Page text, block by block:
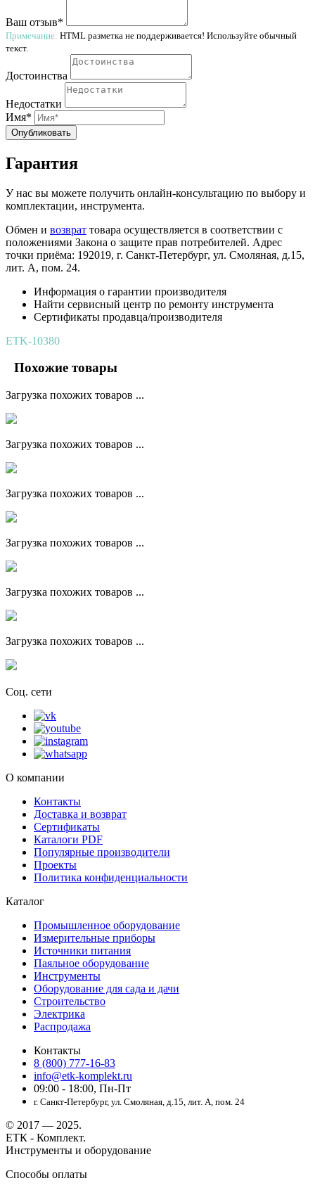
Ваш отзыв*
Примечание: HTML разметка не поддерживается! Используйте обычный
текст.
Достоинства
Недостатки
Имя*
Опубликовать
Гарантия
У нас вы можете получить онлайн-консультацию по выбору и
комплектации, инструмента.
Обмен и возврат товара осуществляется в соответствии с
положениями Закона о защите прав потребителей. Адрес
точки приёма: 192019, г. Санкт-Петербург, ул. Смоляная, д.15,
лит. А, пом. 24.
Информация о гарантии производителя
Найти сервисный центр по ремонту инструмента
Сертификаты продавца/производителя
ETK-10380
Похожие товары
Загрузка похожих товаров ...
Загрузка похожих товаров ...
Загрузка похожих товаров ...
Загрузка похожих товаров ...
Загрузка похожих товаров ...
Загрузка похожих товаров ...
Соц. сети
О компании
Контакты
Доставка и возврат
Сертификаты
Каталоги PDF
Популярные производители
Проекты
Политика конфиденциальности
Каталог
Промышленное оборудование
Измерительные приборы
Источники питания
Паяльное оборудование
Инструменты
Оборудование для сада и дачи
Строительство
Электрика
Распродажа
Контакты
8 (800) 777-16-83
info@etk-komplekt.ru
09:00 - 18:00, Пн-Пт
г. Санкт-Петербург, ул. Смоляная, д.15, лит. А, пом. 24
© 2017 — 2025.
ЕТК - Комплект.
Инструменты и оборудование
Способы оплаты